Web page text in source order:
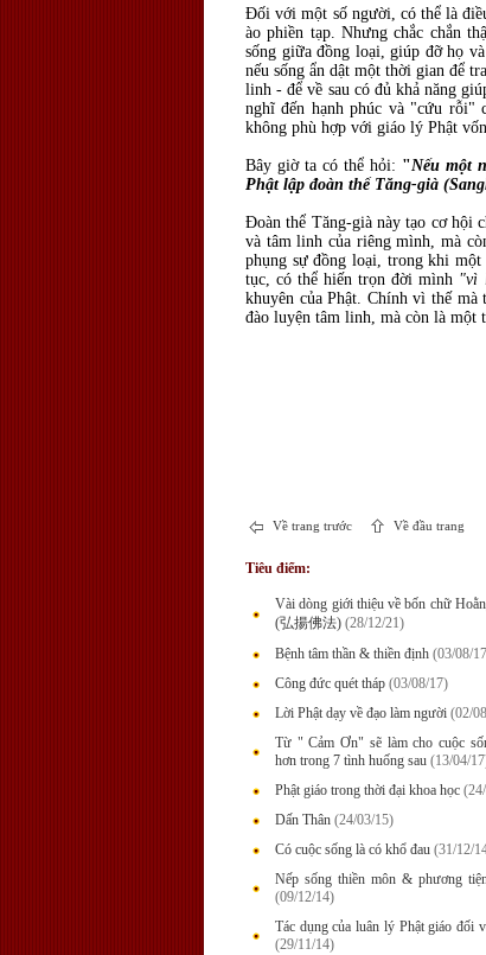
Ðối với một số người, có thể là
ào phiền tạp. Nhưng chắc chắn
sống giữa đồng loại, giúp đỡ họ
nếu sống ẩn dật một thời gian để
linh - để về sau có đủ khả năng
nghĩ đến hạnh phúc và "cứu rỗi"
không phù hợp với giáo lý Phật
Bây giờ ta có thể hỏi: "Nếu một
Phật lập đoàn thể Tăng-già
Ðoàn thể Tăng-già này tạo cơ hội
và tâm linh của riêng mình, mà
phụng sự đồng loại, trong khi
tục, có thể hiến trọn đời mình "vì
khuyên của Phật. Chính vì thế
đào luyện tâm linh, mà còn là một
Về trang trước Về đầu trang
Tiêu điểm:
Vài dòng giới thiệu về bốn chữ
(弘揚佛法) (28/12/21)
Bệnh tâm thần & thiền định (03/08/
Công đức quét tháp (03/08/17)
Lời Phật dạy về đạo làm người (02/
Từ " Cảm Ơn" sẽ làm cho cuộc
hơn trong 7 tình huống sau (13/04/
Phật giáo trong thời đại khoa học
Dấn Thân (24/03/15)
Có cuộc sống là có khổ đau (31/12/
Nếp sống thiền môn & phương
(09/12/14)
Tác dụng của luân lý Phật giáo đối
(29/11/14)